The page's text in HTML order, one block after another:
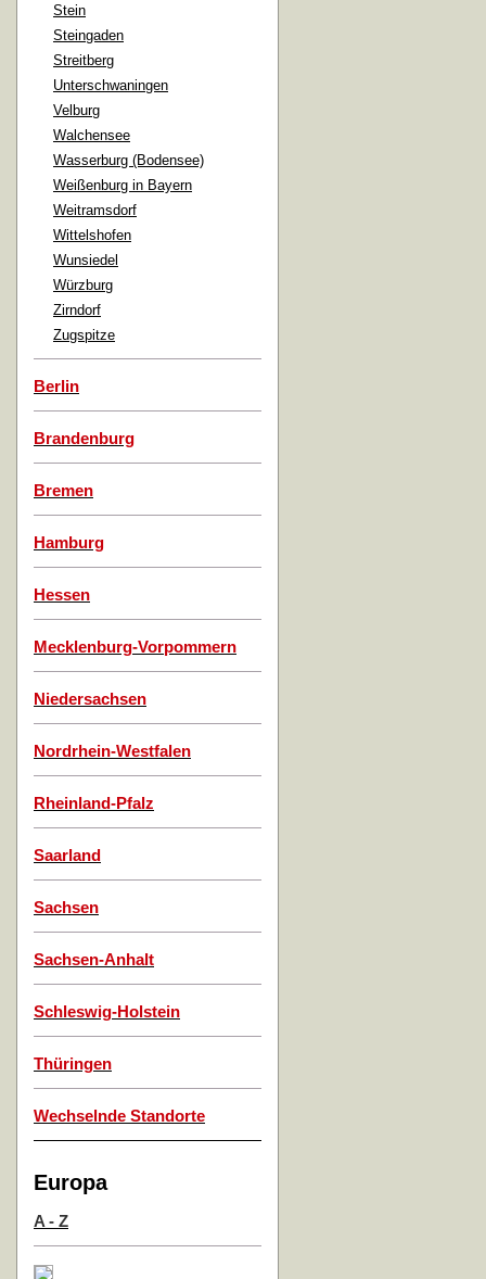
Stein
Steingaden
Streitberg
Unterschwaningen
Velburg
Walchensee
Wasserburg (Bodensee)
Weißenburg in Bayern
Weitramsdorf
Wittelshofen
Wunsiedel
Würzburg
Zirndorf
Zugspitze
Berlin
Brandenburg
Bremen
Hamburg
Hessen
Mecklenburg-Vorpommern
Niedersachsen
Nordrhein-Westfalen
Rheinland-Pfalz
Saarland
Sachsen
Sachsen-Anhalt
Schleswig-Holstein
Thüringen
Wechselnde Standorte
Europa
A - Z